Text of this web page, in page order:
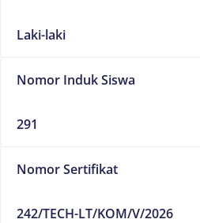
Laki-laki
Nomor Induk Siswa
291
Nomor Sertifikat
242/TECH-LT/KOM/V/2026